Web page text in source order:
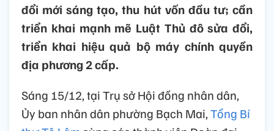
đổi mới sáng tạo, thu hút vốn đầu tư; cần
triển khai mạnh mẽ Luật Thủ đô sửa đổi,
triển khai hiệu quả bộ máy chính quyền
địa phương 2 cấp.
Sáng 15/12, tại Trụ sở Hội đồng nhân dân,
Ủy ban nhân dân phường Bạch Mai,Tổng Bí